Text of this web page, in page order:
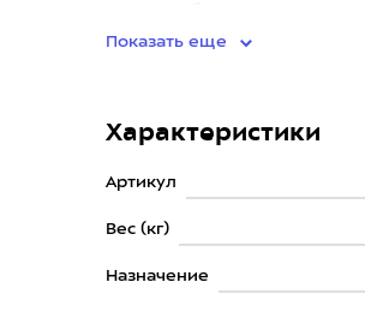
Показать еще
Характеристики
Артикул
Вес (кг)
Назначение